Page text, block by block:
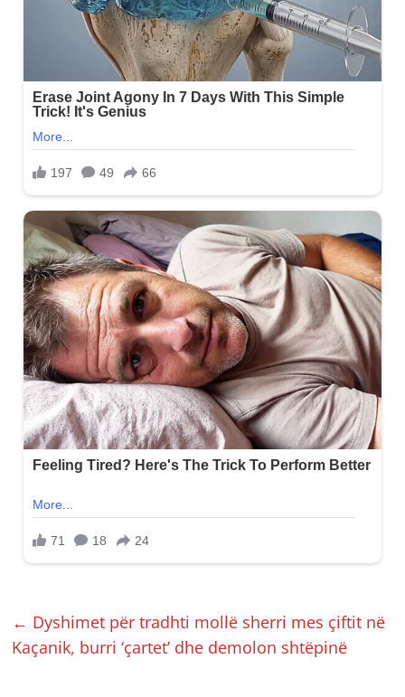
← Dyshimet për tradhti mollë sherri mes çiftit në
Kaçanik, burri ‘çartet’ dhe demolon shtëpinë